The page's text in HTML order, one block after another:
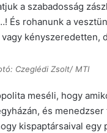
a szabadosság
És rohanunk a
kényszeredetten,
Czeglédi Zsolt/ MTI
meséli, hogy
és
kispaptársaival egy